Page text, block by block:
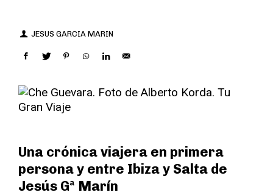
JESUS GARCIA MARIN
Una crónica viajera en primera
persona y entre Ibiza y Salta de
Jesús Gª Marín